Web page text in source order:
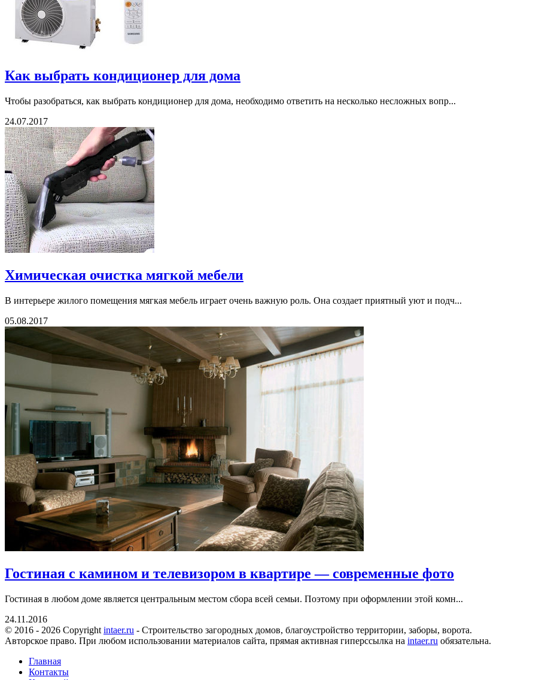
Как выбрать кондиционер для дома
Чтобы разобраться, как выбрать кондиционер для дома, необходимо ответить на несколько несложных вопр...
24.07.2017
Химическая очистка мягкой мебели
В интерьере жилого помещения мягкая мебель играет очень важную роль. Она создает приятный уют и подч...
05.08.2017
Гостиная с камином и телевизором в квартире — современные фото
Гостиная в любом доме является центральным местом сбора всей семьи. Поэтому при оформлении этой комн...
24.11.2016
© 2016 - 2026 Copyright intaer.ru - Cтроительство загородных домов, благоустройство территории, заборы, ворота.
Авторское право. При любом использовании материалов сайта, прямая активная гиперссылка на intaer.ru обязательна.
Главная
Контакты